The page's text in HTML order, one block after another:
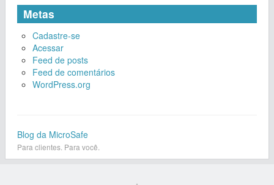
Metas
Cadastre-se
Acessar
Feed de posts
Feed de comentários
WordPress.org
Blog da MicroSafe
Para clientes. Para você.